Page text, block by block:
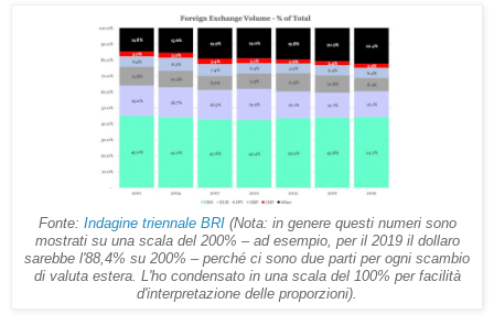
Fonte: Indagine triennale BRI(Nota: in genere questi numeri sono
mostrati su una scala del 200% – ad esempio, per il 2019 il dollaro
sarebbe l'88,4% su 200% – perché ci sono due parti per ogni scambio
di valuta estera. L'ho condensato in una scala del 100% per facilità
d'interpretazione delle proporzioni).